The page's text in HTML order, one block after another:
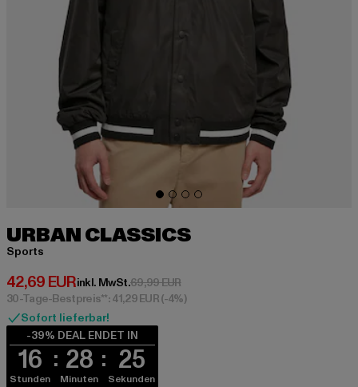
URBAN CLASSICS
Sports
42,69 EUR
Derzeitiger Preis: 42,69 EUR
inkl. MwSt.69,99 EURAktionspreis: 69,99 EUR
30-Tage-Bestpreis**: 41,29 EUR(-4%)
Sofort lieferbar!
-39% DEAL ENDET IN
16
Stunden
28
Minuten
24
Sekunden